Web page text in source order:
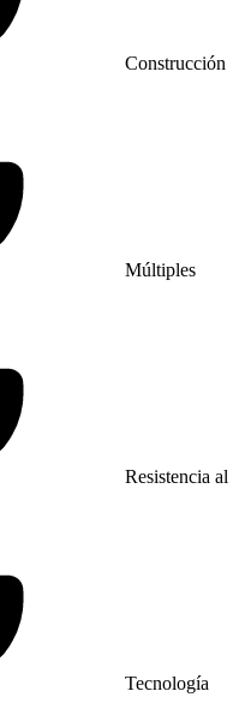
Construcción
Múltiples
Resistencia al
Tecnología